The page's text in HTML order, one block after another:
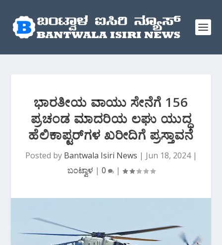
ಭಾರತೀಯ ವಾಯು ಸೇನೆಗೆ 156
ಪ್ರಚಂಡ ಮಾದರಿಯ ಲಘು ಯುದ್ಧ
ಹೆಲಿಕಾಪ್ಟರ್‌ಗಳ ಖರೀದಿಗೆ ಪ್ರಸ್ತಾವನೆ
Posted by Bantwala Isiri News | Jun 18, 2024|
ಬಂಟ್ವಾಳ | 0 |